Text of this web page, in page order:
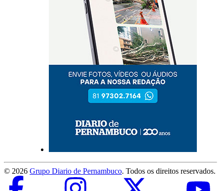
© 2026 Grupo Diario de Pernambuco. Todos os direitos reservados.